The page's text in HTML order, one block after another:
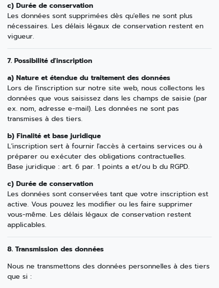
c) Durée de conservation
Les données sont supprimées dès qu'elles ne sont plus
nécessaires. Les délais légaux de conservation restent en
vigueur.
7. Possibilité d'inscription
a) Nature et étendue du traitement des données
Lors de l'inscription sur notre site web, nous collectons les
données que vous saisissez dans les champs de saisie (par
ex. nom, adresse e-mail). Les données ne sont pas
transmises à des tiers.
b) Finalité et base juridique
L'inscription sert à fournir l'accès à certains services ou à
préparer ou exécuter des obligations contractuelles.
Base juridique : art. 6 par. 1 points a et/ou b du RGPD.
c) Durée de conservation
Les données sont conservées tant que votre inscription est
active. Vous pouvez les modifier ou les faire supprimer
vous-même. Les délais légaux de conservation restent
applicables.
8. Transmission des données
Nous ne transmettons des données personnelles à des tiers
que si :